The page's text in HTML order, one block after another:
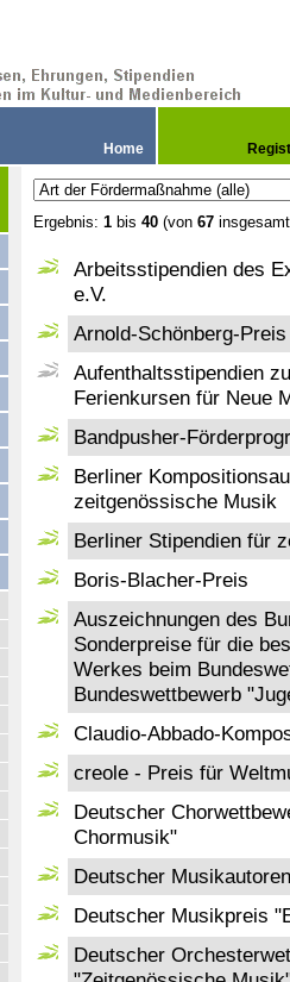
Home
Ergebnis: 1 bis 40 (von 67
Arbeitsstipendien des
e.V.
Arnold-Schönberg-Preis
Aufenthaltsstipendien
Ferienkursen für Neue
Bandpusher-
Berliner
zeitgenössische Musik
Berliner Stipendien für
Boris-Blacher-Preis
Auszeichnungen des
Sonderpreise für die
Werkes beim
Bundeswettbewerb
Claudio-Abbado-
creole - Preis für
Deutscher
Chormusik"
Deutscher
Deutscher Musikpreis
Deutscher